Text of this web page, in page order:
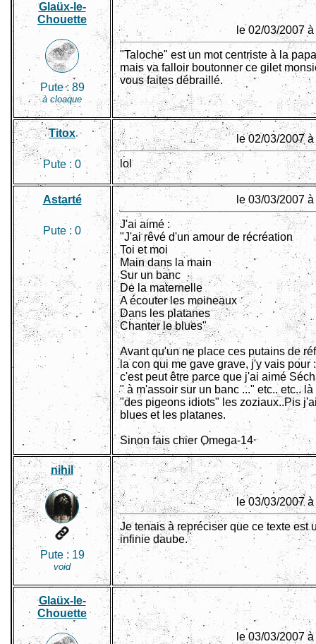
Glaüx-le-
Chouette
Pute : 89
à cloaque
le 02/03/2007
"Taloche" est un mot centriste à la
mais va falloir boutonner ce gilet
vous faites débraillé.
Titox
Pute : 0
le 02/03/2007
lol
Astarté
Pute : 0
le 03/03/2007
J'ai aimé :
"J'ai rêvé d'un amour de récréation
Toi et moi
Main dans la main
Sur un banc
De la maternelle
A écouter les moineaux
Dans les platanes
Chanter le blues"
Avant qu'un ne place ces putains de
la con qui me gave grave, j'y vais pour :
c'est peut être parce que j'ai aimé
" à m'assoir sur un banc ..." etc.. etc.. là
"des pigeons idiots" les zoziaux..Pis
blues et les platanes.
Sinon fais chier Omega-14
nihil
Pute : 19
void
le 03/03/2007
Je tenais à repréciser que ce texte est
infinie daube.
Glaüx-le-
Chouette
le 03/03/2007